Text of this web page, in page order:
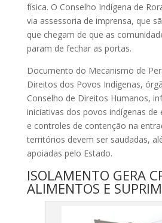
física. O Conselho Indígena de
via assessoria de imprensa, que
que chegam de que as
param de fechar as portas.
Documento do Mecanismo de
Direitos dos Povos Indígenas,
Conselho de Direitos Humanos,
iniciativas dos povos indígenas de
e controles de contenção na
territórios devem ser saudadas,
apoiadas pelo Estado.
ISOLAMENTO GERA
ALIMENTOS E